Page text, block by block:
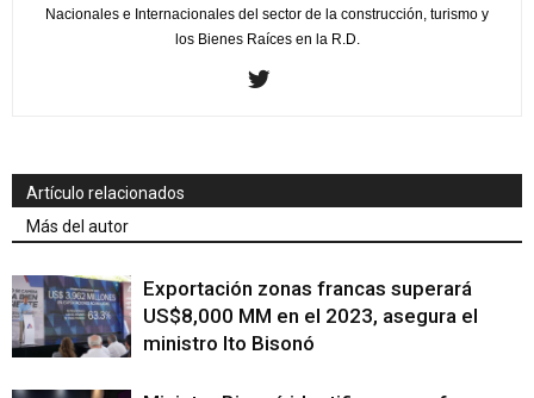
Nacionales e Internacionales del sector de la construcción, turismo y
los Bienes Raíces en la R.D.
Artículo relacionados
Más del autor
Exportación zonas francas superará
US$8,000 MM en el 2023, asegura el
ministro Ito Bisonó